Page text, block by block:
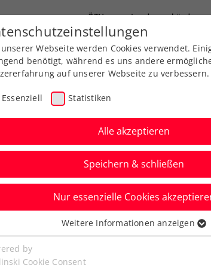
ÖTV Landesverbände
Ausbildung Services Über uns
Schwärzler
Sieger
Webseite werden Cookies verwendet.
benötigt, während es uns andere
auf unserer Webseite zu verbessern.
Essenziell Statistiken
Alle akzeptieren
Speichern & schließen
Nur essenzielle Cookies
Cookies werden für grundlegende
benötigt. Dadurch ist gewährleistet, dass
Weitere Informationen anzeigen
by
Cookie Consent